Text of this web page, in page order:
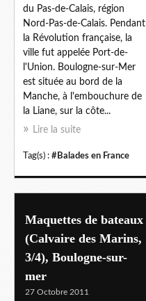
du Pas-de-Calais, région
Nord-Pas-de-Calais. Pendant
la Révolution française, la
ville fut appelée Port-de-
l'Union. Boulogne-sur-Mer
est située au bord de la
Manche, à l'embouchure de
la Liane, sur la côte...
Lire la suite
Tag(s) : #Balades en France
Maquettes de bateaux
(Calvaire des Marins,
3/4), Boulogne-sur-
mer
27 Octobre 2011